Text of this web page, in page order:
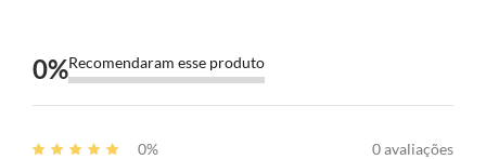
0%Recomendaram esse produto
0% 0 avaliações